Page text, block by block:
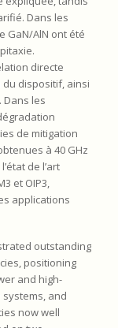
Dans les
GaN/AlN ont été
directe
dispositif, ainsi
Dans les
de mitigation
à 40 GHz
de l’art
et OIP3,
applications
outstanding
positioning
and high-
and
now well